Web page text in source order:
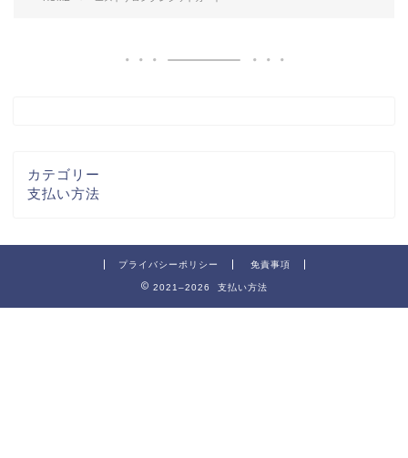
カテゴリー
支払い方法
プライバシーポリシー 免責事項
2021–2026 支払い方法